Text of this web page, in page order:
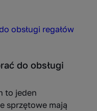
do obsługi
to jeden
sprzętowe mają